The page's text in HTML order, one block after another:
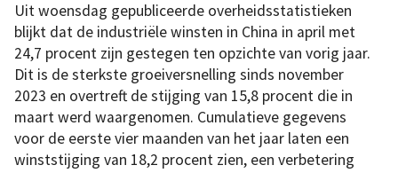
Uit woensdag gepubliceerde overheidsstatistieken
blijkt dat de industriële winsten in China in april met
24,7 procent zijn gestegen ten opzichte van vorig jaar.
Dit is de sterkste groeiversnelling sinds november
2023 en overtreft de stijging van 15,8 procent die in
maart werd waargenomen. Cumulatieve gegevens
voor de eerste vier maanden van het jaar laten een
winststijging van 18,2 procent zien, een verbetering